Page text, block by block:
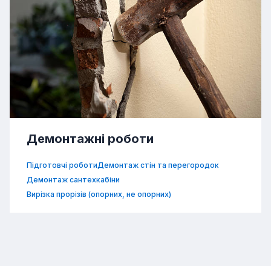
Демонтажні роботи
Підготовчі роботиДемонтаж стін та перегородок
Демонтаж сантехкабіни
Вирізка прорізів (опорних, не опорних)